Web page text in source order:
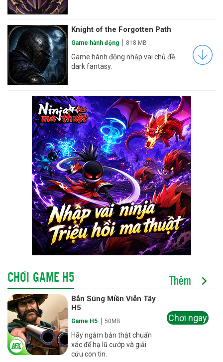
Knight of the Forgotten Path
Game hành động 818 MB
Game hành động nhập vai chủ đề
dark fantasy.
CHƠI GAME H5 Thêm
Bắn Súng Miền Viễn Tây
H5
Game H5 50MB
Hãy ngắm bắn thật chuẩn
xác để hạ lũ cướp và giải
cứu con tin.
Chơi ngay